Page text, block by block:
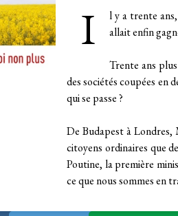
I
l y a trente
allait enfin
Trente ans
des sociétés coupées en
qui se passe ?
De Budapest à
citoyens ordinaires que
Poutine, la première
ce que nous sommes en